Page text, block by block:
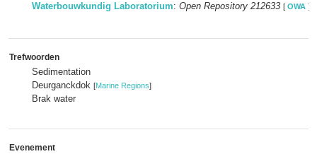
Waterbouwkundig Laboratorium: Open Repository 212633 [ OWA ]
Trefwoorden
Sedimentation
Deurganckdok [Marine Regions]
Brak water
Evenement